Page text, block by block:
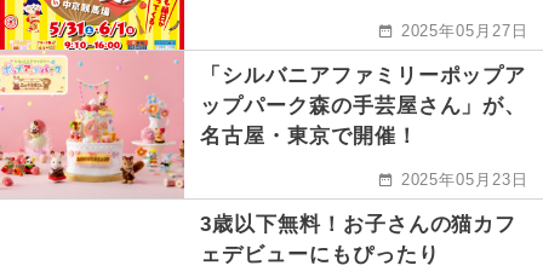
2025年05月27日
「シルバニアファミリーポップア
ップパーク森の手芸屋さん」が、
名古屋・東京で開催！
2025年05月23日
3歳以下無料！お子さんの猫カフ
ェデビューにもぴったり